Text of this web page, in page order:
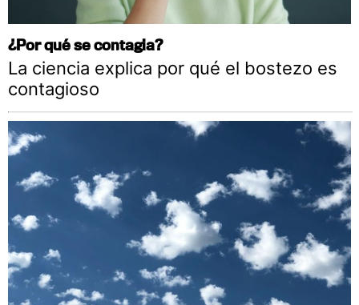
¿Por qué se contagia?
La ciencia explica por qué el bostezo es
contagioso